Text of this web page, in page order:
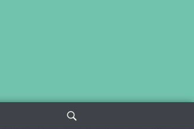
Sök
efter: